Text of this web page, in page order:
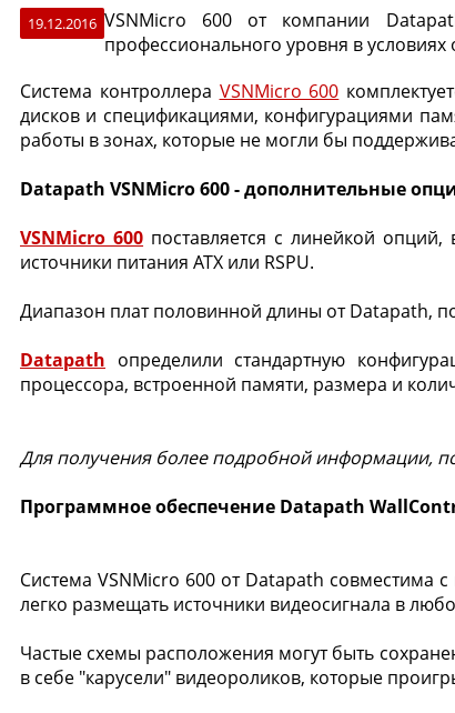
19.12.2016 VSNMicro 600 от компании
профессионального уровня в
Система контроллера VSNMicro 600
дисков и спецификациями, конфигурациями
работы в зонах, которые не могли бы
Datapath VSNMicro 600 - дополнительные
VSNMicro 600 поставляется с линейкой
источники питания ATX или RSPU.
Диапазон плат половинной длины от Datapath,
Datapath определили стандартную
процессора, встроенной памяти, размера и
Для получения более подробной информации,
Программное обеспечение Datapath
Система VSNMicro 600 от Datapath совместима
легко размещать источники видеосигнала в
Частые схемы расположения могут быть
в себе "карусели" видеороликов, которые